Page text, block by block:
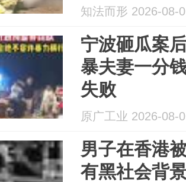
知法而形 2026-08-
宁波砸瓜案
暴夫妻一分
失败
原广工业 2026-08-
男子在香港
有黑社会背